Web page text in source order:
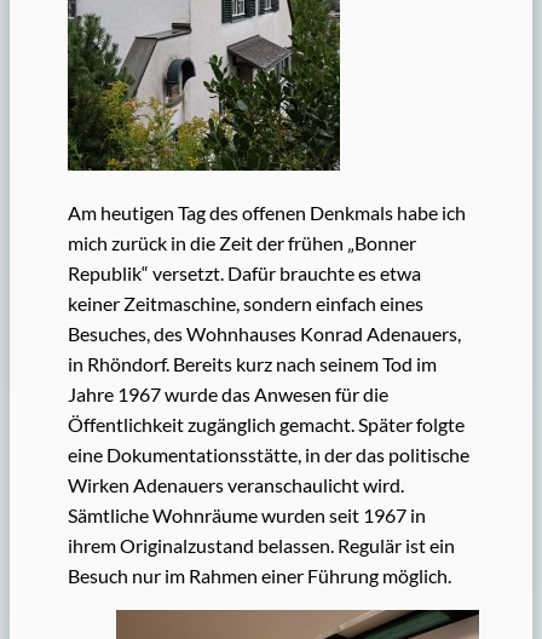
Am heutigen Tag des offenen Denkmals habe ich
mich zurück in die Zeit der frühen „Bonner
Republik“ versetzt. Dafür brauchte es etwa
keiner Zeitmaschine, sondern einfach eines
Besuches, des Wohnhauses Konrad Adenauers,
in Rhöndorf. Bereits kurz nach seinem Tod im
Jahre 1967 wurde das Anwesen für die
Öffentlichkeit zugänglich gemacht. Später folgte
eine Dokumentationsstätte, in der das politische
Wirken Adenauers veranschaulicht wird.
Sämtliche Wohnräume wurden seit 1967 in
ihrem Originalzustand belassen. Regulär ist ein
Besuch nur im Rahmen einer Führung möglich.